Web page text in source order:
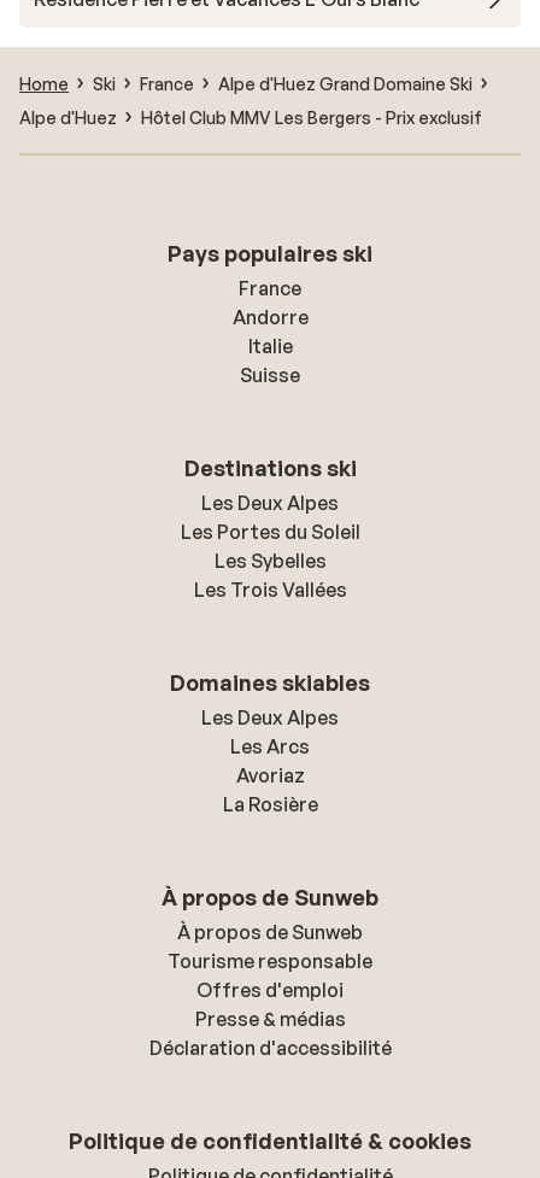
Home Ski France
Alpe d'Huez Grand Domaine Ski
Alpe d'Huez
Hôtel Club MMV Les Bergers - Prix exclusif
Pays populaires ski
France
Andorre
Italie
Suisse
Destinations ski
Les Deux Alpes
Les Portes du Soleil
Les Sybelles
Les Trois Vallées
Domaines skiables
Les Deux Alpes
Les Arcs
Avoriaz
La Rosière
À propos de Sunweb
À propos de Sunweb
Tourisme responsable
Offres d'emploi
Presse & médias
Déclaration d'accessibilité
Politique de confidentialité & cookies